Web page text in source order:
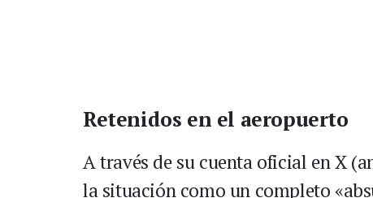
Retenidos en el aeropuerto
A través de su cuenta oficial en X
la situación como un completo